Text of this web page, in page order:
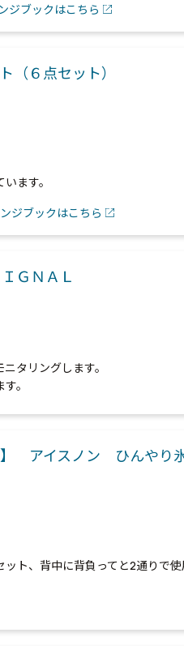
ジブックはこちら
（６点セット）
ます。
ジブックはこちら
ＧＮＡＬ
タリングします。
。
アイスノン ひんやり
ト、背中に背負ってと2通りで